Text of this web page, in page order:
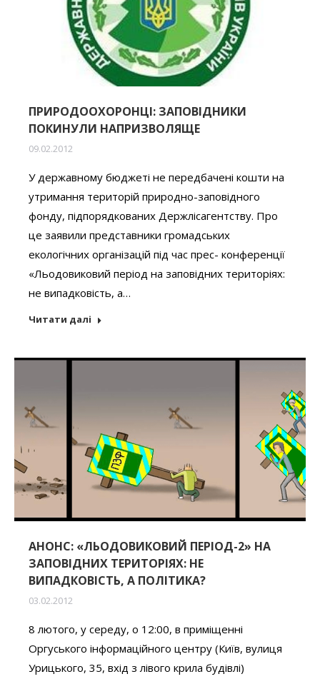
ПРИРОДООХОРОНЦІ: ЗАПОВІДНИКИ
ПОКИНУЛИ НАПРИЗВОЛЯЩЕ
09.02.2012
У державному бюджеті не передбачені кошти на
утримання територій природно-заповідного
фонду, підпорядкованих Держлісагентству. Про
це заявили представники громадських
екологічних організацій під час прес- конференції
«Льодовиковий період на заповідних територіях:
не випадковість, а…
Читати далі
АНОНС: «ЛЬОДОВИКОВИЙ ПЕРІОД-2» НА
ЗАПОВІДНИХ ТЕРИТОРІЯХ: НЕ
ВИПАДКОВІСТЬ, А ПОЛІТИКА?
03.02.2012
8 лютого, у середу, о 12:00, в приміщенні
Оргуського інформаційного центру (Київ, вулиця
Урицького, 35, вхід з лівого крила будівлі)